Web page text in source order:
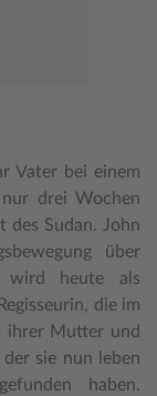
Vater bei einem
nur drei Wochen
des Sudan. John
über
wird heute als
die im
ihrer Mutter und
sie nun leben
haben.